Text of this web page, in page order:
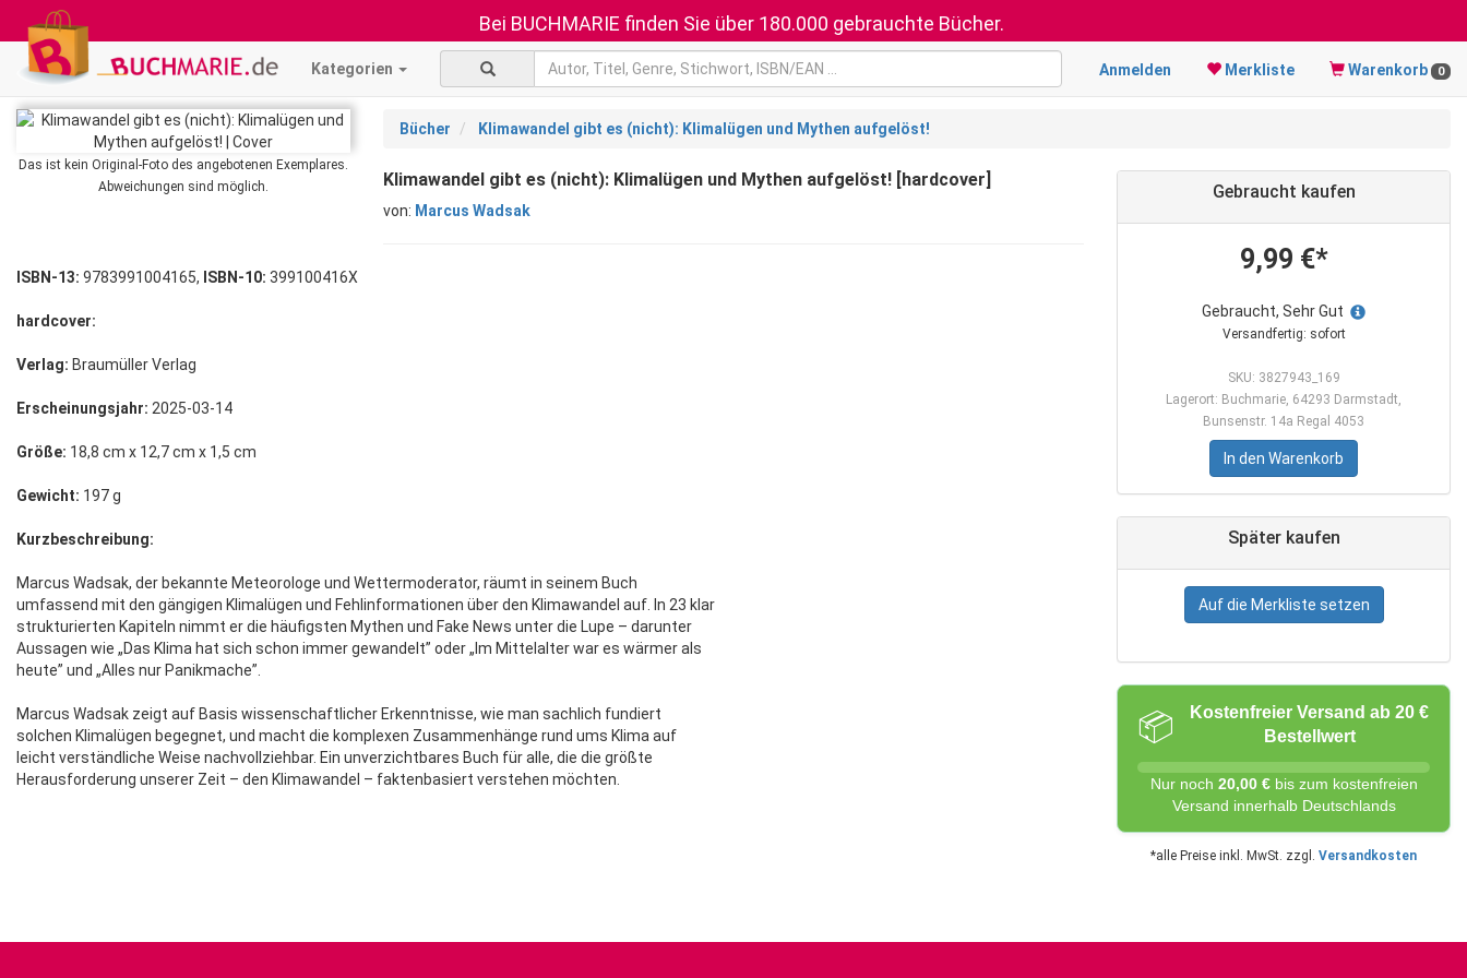
Bei BUCHMARIE finden Sie über 180.000 gebrauchte Bücher.
Kategorien Anmelden Merkliste Warenkorb 0
Das ist kein Original-Foto des angebotenen Exemplares.
Abweichungen sind möglich.
Bücher Klimawandel gibt es (nicht): Klimalügen und Mythen aufgelöst!
Klimawandel gibt es (nicht): Klimalügen und Mythen aufgelöst! [hardcover]
von: Marcus Wadsak
Gebraucht kaufen
9,99 €*
Gebraucht, Sehr Gut
Versandfertig: sofort
SKU: 3827943_169
Lagerort: Buchmarie, 64293 Darmstadt,
Bunsenstr. 14a Regal 4053
In den Warenkorb
Später kaufen
Auf die Merkliste setzen
📦
Kostenfreier Versand ab 20 €
Bestellwert
Nur noch 20,00 €bis zum kostenfreien
Versand innerhalb Deutschlands
*alle Preise inkl. MwSt. zzgl. Versandkosten
ISBN-13: 9783991004165, ISBN-10: 399100416X
hardcover:
Verlag: Braumüller Verlag
Erscheinungsjahr: 2025-03-14
Größe: 18,8 cm x 12,7 cm x 1,5 cm
Gewicht: 197 g
Kurzbeschreibung:
Marcus Wadsak, der bekannte Meteorologe und Wettermoderator, räumt in seinem Buch
umfassend mit den gängigen Klimalügen und Fehlinformationen über den Klimawandel auf. In 23 klar
strukturierten Kapiteln nimmt er die häufigsten Mythen und Fake News unter die Lupe – darunter
Aussagen wie „Das Klima hat sich schon immer gewandelt” oder „Im Mittelalter war es wärmer als
heute” und „Alles nur Panikmache”.
Marcus Wadsak zeigt auf Basis wissenschaftlicher Erkenntnisse, wie man sachlich fundiert
solchen Klimalügen begegnet, und macht die komplexen Zusammenhänge rund ums Klima auf
leicht verständliche Weise nachvollziehbar. Ein unverzichtbares Buch für alle, die die größte
Herausforderung unserer Zeit – den Klimawandel – faktenbasiert verstehen möchten.